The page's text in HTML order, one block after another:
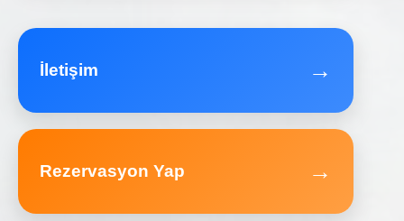
İletişim →
Rezervasyon Yap →